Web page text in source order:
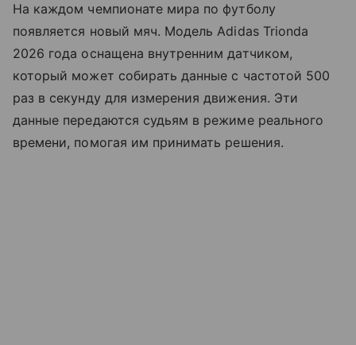
На каждом чемпионате мира по футболу
появляется новый мяч. Модель Adidas Trionda
2026 года оснащена внутренним датчиком,
который может собирать данные с частотой 500
раз в секунду для измерения движения. Эти
данные передаются судьям в режиме реального
времени, помогая им принимать решения.